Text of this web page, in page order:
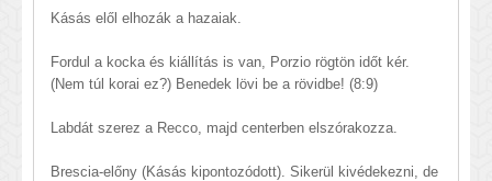
Kásás elől elhozák a hazaiak.
Fordul a kocka és kiállítás is van, Porzio rögtön időt kér.
(Nem túl korai ez?) Benedek lövi be a rövidbe! (8:9)
Labdát szerez a Recco, majd centerben elszórakozza.
Brescia-előny (Kásás kipontozódott). Sikerül kivédekezni, de